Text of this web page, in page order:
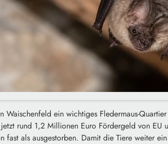
Waischenfeld ein wichtiges Fledermaus-
rund 1,2 Millionen Euro Fördergeld von EU
fast als ausgestorben. Damit die Tiere weiter